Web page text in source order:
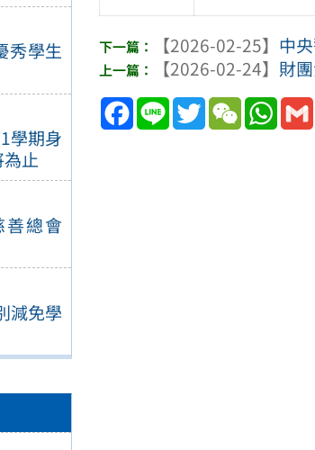
秀學生
學期身
止
總會
減免學
【2026-02-25】 中
【2026-02-24】 財
Facebook
Line TwitterWeChat